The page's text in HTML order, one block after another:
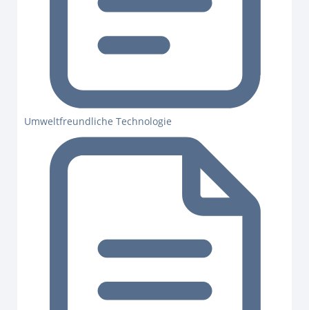
Umweltfreundliche Technologie